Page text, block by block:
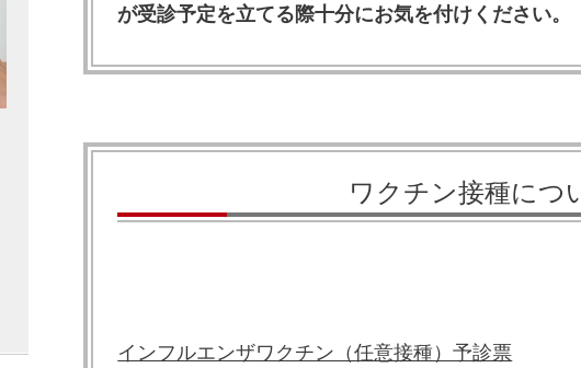
が受診予定を立てる際十分にお気を付けください。
ワクチン接種
インフルエンザワクチン（任意接種）予診票